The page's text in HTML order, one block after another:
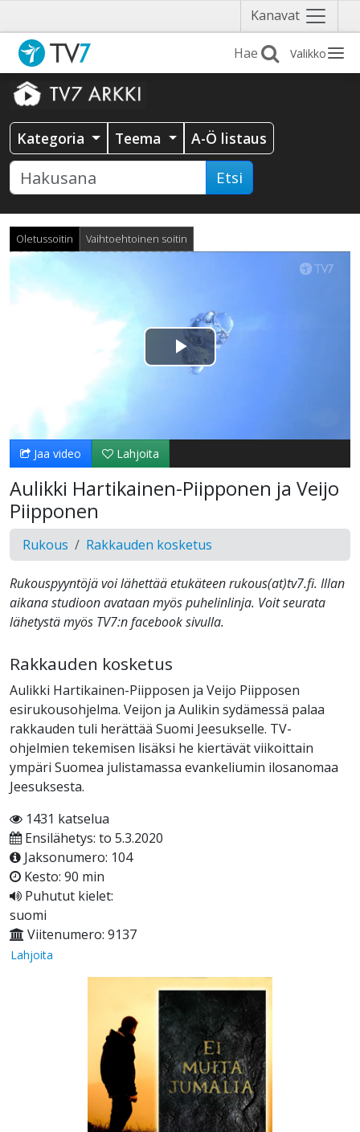
Kanavat Näytä
valikko
Valikko
Kategoria Teema A-Ö listaus
Etsi
Oletussoitin Vaihtoehtoinen soitin
Toista
Jaa video Lahjoita
Aulikki Hartikainen-Piipponen ja Veijo
Piipponen
Rukous Rakkauden kosketus
Rukouspyyntöjä voi lähettää etukäteen rukous(at)tv7.fi. Illan
aikana studioon avataan myös puhelinlinja. Voit seurata
lähetystä myös TV7:n facebook sivulla.
Rakkauden kosketus
Aulikki Hartikainen-Piipposen ja Veijo Piipposen
esirukousohjelma. Veijon ja Aulikin sydämessä palaa
rakkauden tuli herättää Suomi Jeesukselle. TV-
ohjelmien tekemisen lisäksi he kiertävät viikoittain
ympäri Suomea julistamassa evankeliumin ilosanomaa
Jeesuksesta.
1431 katselua
Ensilähetys: to 5.3.2020
Jaksonumero: 104
Kesto: 90 min
Puhutut kielet:
suomi
Viitenumero: 9137
Lahjoita